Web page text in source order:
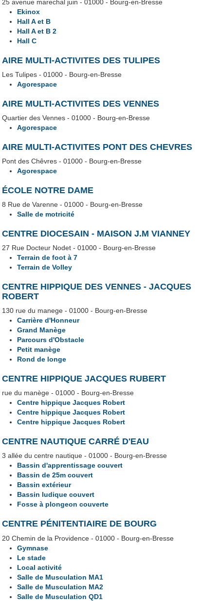
25 avenue marechal juin - 01000 - Bourg-en-Bresse
Ekinox
Hall A et B
Hall A et B 2
Hall C
AIRE MULTI-ACTIVITES DES TULIPES
Les Tulipes - 01000 - Bourg-en-Bresse
Agorespace
AIRE MULTI-ACTIVITES DES VENNES
Quartier des Vennes - 01000 - Bourg-en-Bresse
Agorespace
AIRE MULTI-ACTIVITES PONT DES CHEVRES
Pont des Chêvres - 01000 - Bourg-en-Bresse
Agorespace
ÉCOLE NOTRE DAME
8 Rue de Varenne - 01000 - Bourg-en-Bresse
Salle de motricité
CENTRE DIOCESAIN - MAISON J.M VIANNEY
27 Rue Docteur Nodet - 01000 - Bourg-en-Bresse
Terrain de foot à 7
Terrain de Volley
CENTRE HIPPIQUE DES VENNES - JACQUES
ROBERT
130 rue du manege - 01000 - Bourg-en-Bresse
Carrière d'Honneur
Grand Manège
Parcours d'Obstacle
Petit manège
Rond de longe
CENTRE HIPPIQUE JACQUES RUBERT
rue du manège - 01000 - Bourg-en-Bresse
Centre hippique Jacques Robert
Centre hippique Jacques Robert
Centre hippique Jacques Robert
CENTRE NAUTIQUE CARRÉ D'EAU
3 allée du centre nautique - 01000 - Bourg-en-Bresse
Bassin d'apprentissage couvert
Bassin de 25m couvert
Bassin extérieur
Bassin ludique couvert
Fosse à plongeon couverte
CENTRE PÉNITENTIAIRE DE BOURG
20 Chemin de la Providence - 01000 - Bourg-en-Bresse
Gymnase
Le stade
Local activité
Salle de Musculation MA1
Salle de Musculation MA2
Salle de Musculation QD1